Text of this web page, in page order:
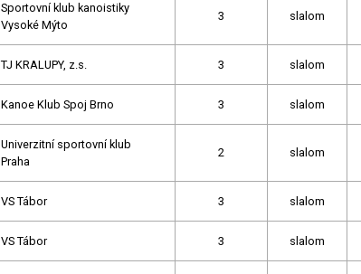
Sportovní klub kanoistiky
Vysoké Mýto
3 slalom
TJ KRALUPY, z.s. 3 slalom
Kanoe Klub Spoj Brno 3 slalom
Univerzitní sportovní klub
Praha
2 slalom
VS Tábor 3 slalom
VS Tábor 3 slalom